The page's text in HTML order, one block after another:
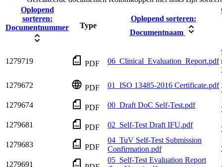
Oplopend
sorteren:
Documentnummer
Type
Oplopend sorteren:
Documentnaam
1279719 PDF 06_Clinical_Evaluation_Report.pdf
1279672
PDF 01_ISO 13485-2016 Certificate.pdf
1279674
PDF 00_Draft DoC Self-Test.pdf
1279681
PDF 02_Self-Test Draft IFU.pdf
1279683
PDF
04_TuV Self-Test Submission
Confirmation.pdf
1279691
05_Self-Test Evaluation Report